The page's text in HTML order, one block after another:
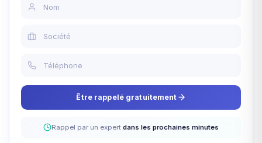
Être rappelé gratuitement
Rappel par un expert dans les prochaines minutes